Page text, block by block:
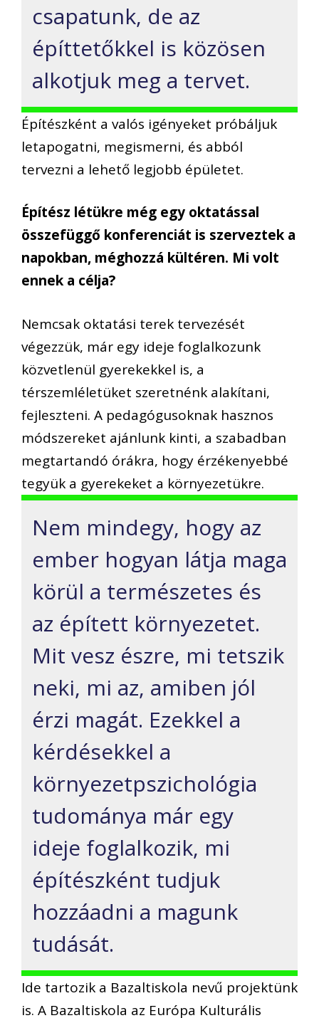
csapatunk, de az
építtetőkkel is közösen
alkotjuk meg a tervet.
Építészként a valós igényeket próbáljuk
letapogatni, megismerni, és abból
tervezni a lehető legjobb épületet.
Építész létükre még egy oktatással
összefüggő konferenciát is szerveztek a
napokban, méghozzá kültéren. Mi volt
ennek a célja?
Nemcsak oktatási terek tervezését
végezzük, már egy ideje foglalkozunk
közvetlenül gyerekekkel is, a
térszemléletüket szeretnénk alakítani,
fejleszteni. A pedagógusoknak hasznos
módszereket ajánlunk kinti, a szabadban
megtartandó órákra, hogy érzékenyebbé
tegyük a gyerekeket a környezetükre.
Nem mindegy, hogy az
ember hogyan látja maga
körül a természetes és
az épített környezetet.
Mit vesz észre, mi tetszik
neki, mi az, amiben jól
érzi magát. Ezekkel a
kérdésekkel a
környezetpszichológia
tudománya már egy
ideje foglalkozik, mi
építészként tudjuk
hozzáadni a magunk
tudását.
Ide tartozik a Bazaltiskola nevű projektünk
is. A Bazaltiskola az Európa Kulturális